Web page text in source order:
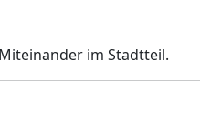
im Stadtteil.